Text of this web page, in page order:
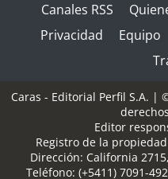
Canales RSS
Privacidad
Equipo
Caras - Editorial Perfil S.A. |
Editor
Registro de la
Dirección: California 2715,
Teléfono: (+5411) 7091-